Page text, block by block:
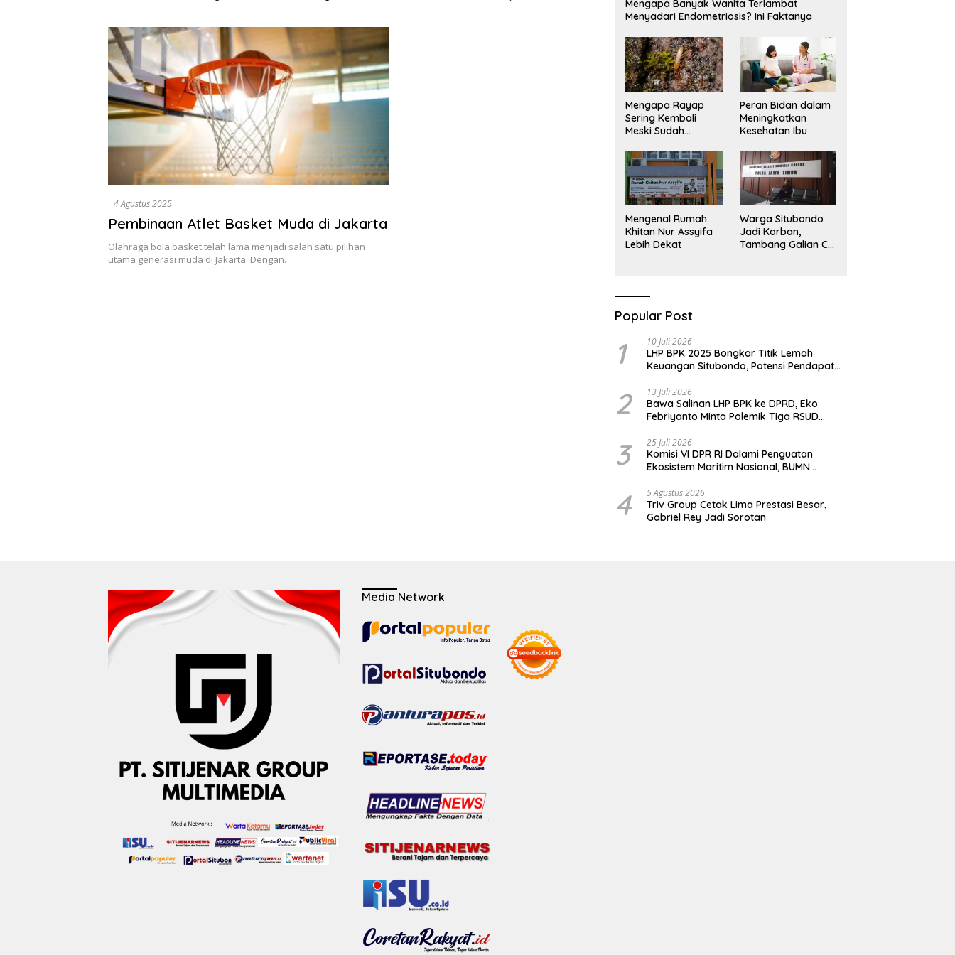
Sekadar Narasi.
4 Agustus 2025
Pembinaan Atlet Basket Muda di Jakarta
Olahraga bola basket telah lama menjadi salah satu pilihan
utama generasi muda di Jakarta. Dengan…
Mengapa Banyak Wanita Terlambat
Menyadari Endometriosis? Ini Faktanya
Mengapa Rayap
Sering Kembali
Meski Sudah
Peran Bidan dalam
Meningkatkan
Kesehatan Ibu
Mengenal Rumah
Khitan Nur Assyifa
Lebih Dekat
Warga Situbondo
Jadi Korban,
Tambang Galian C
Popular Post
1 10 Juli 2026
LHP BPK 2025 Bongkar Titik Lemah
Keuangan Situbondo, Potensi Pendapatan
2 13 Juli 2026
Bawa Salinan LHP BPK ke DPRD, Eko
Febriyanto Minta Polemik Tiga RSUD
Opini
3 25 Juli 2026
Komisi VI DPR RI Dalami Penguatan
Ekosistem Maritim Nasional, BUMN
Surabaya
4 5 Agustus 2026
Triv Group Cetak Lima Prestasi Besar,
Gabriel Rey Jadi Sorotan
Media Network